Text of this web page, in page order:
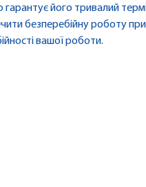
гарантує його тривалий
безперебійну роботу
вашої роботи.